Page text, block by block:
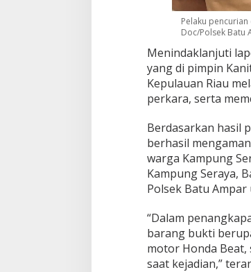
Pelaku
Doc/Polsek Batu
Menindaklanjuti
yang di pimpin
Kepulauan Riau
perkara, serta
Berdasarkan hasil
berhasil
warga Kampung
Kampung Seraya,
Polsek Batu
“Dalam
barang bukti
motor Honda
saat kejadian,”